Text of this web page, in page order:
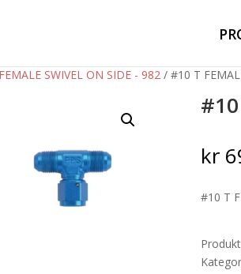
SWIVEL ON SIDE - 982 / #10 T
#10
kr
#10 T